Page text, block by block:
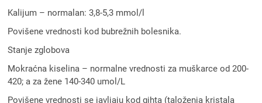
Kalijum – normalan: 3,8-5,3 mmol/l
Povišene vrednosti kod bubrežnih bolesnika.
Stanje zglobova
Mokraćna kiselina – normalne vrednosti za muškarce od 200-
420; a za žene 140-340 umol/L
Povišene vrednosti se javljaju kod gihta (taloženja kristala